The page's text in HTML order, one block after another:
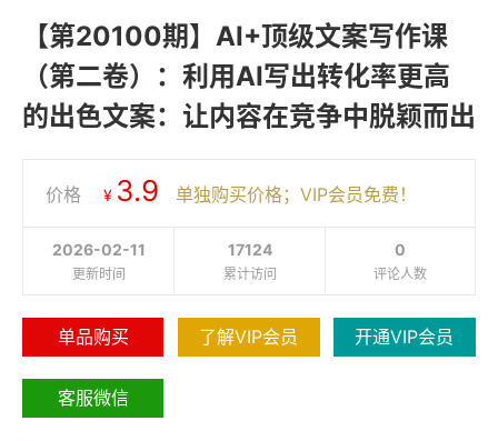
【第20100期】AI+顶级文案写作课
（第二卷）：利用AI写出转化率更高
的出色文案：让内容在竞争中脱颖而出
价格 ¥ 3.9 单独购买价格；VIP会员免费！
0
评论人数
17124
累计访问
2026-02-11
更新时间
单品购买 了解VIP会员 开通VIP会员
客服微信